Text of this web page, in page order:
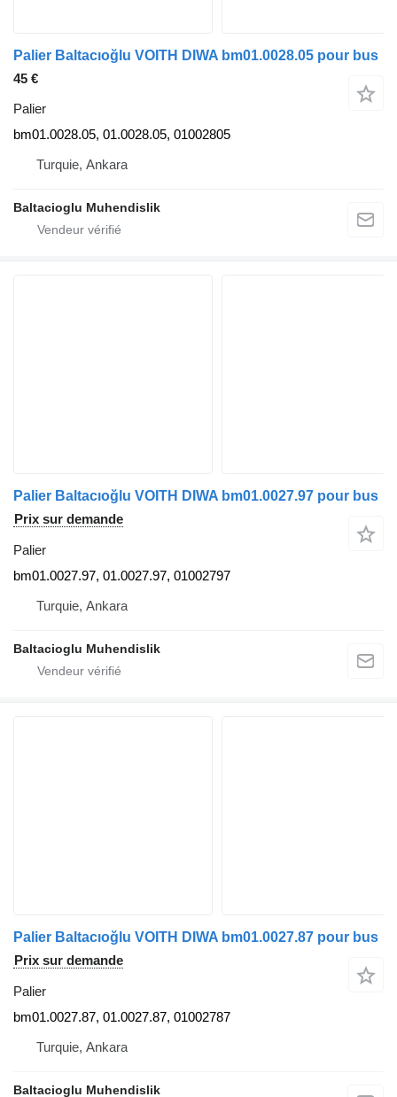
Palier Baltacıoğlu VOITH DIWA bm01.0028.05 pour bus
45 €
Palier
bm01.0028.05, 01.0028.05, 01002805
Turquie, Ankara
Baltacioglu Muhendislik
Palier Baltacıoğlu VOITH DIWA bm01.0027.97 pour bus
Prix sur demande
Palier
bm01.0027.97, 01.0027.97, 01002797
Turquie, Ankara
Baltacioglu Muhendislik
Palier Baltacıoğlu VOITH DIWA bm01.0027.87 pour bus
Prix sur demande
Palier
bm01.0027.87, 01.0027.87, 01002787
Turquie, Ankara
Baltacioglu Muhendislik